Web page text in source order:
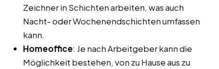
Zeichner in Schichten arbeiten, was auch
Nacht- oder Wochenendschichten umfassen
kann.
Homeoffice: Je nach Arbeitgeber kann die
Möglichkeit bestehen, von zu Hause aus zu